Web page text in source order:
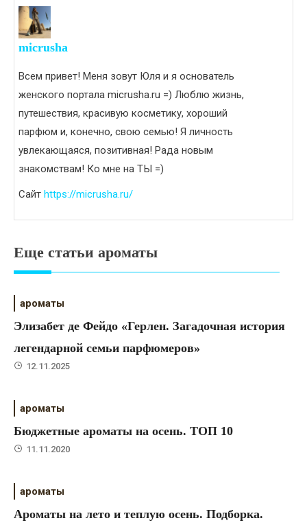
micrusha
Всем привет! Меня зовут Юля и я основатель
женского портала micrusha.ru =) Люблю жизнь,
путешествия, красивую косметику, хороший
парфюм и, конечно, свою семью! Я личность
увлекающаяся, позитивная! Рада новым
знакомствам! Ко мне на ТЫ =)
Сайт https://micrusha.ru/
Еще статьи ароматы
ароматы
Элизабет де Фейдо «Герлен. Загадочная история
легендарной семьи парфюмеров»
12.11.2025
ароматы
Бюджетные ароматы на осень. ТОП 10
11.11.2020
ароматы
Ароматы на лето и теплую осень. Подборка.